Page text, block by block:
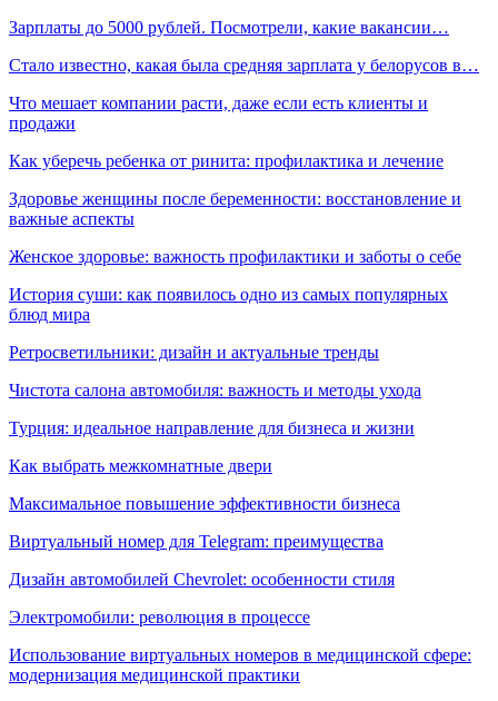
Зарплаты до 5000 рублей. Посмотрели, какие вакансии…
Стало известно, какая была средняя зарплата у белорусов в…
Что мешает компании расти, даже если есть клиенты и
продажи
Как уберечь ребенка от ринита: профилактика и лечение
Здоровье женщины после беременности: восстановление и
важные аспекты
Женское здоровье: важность профилактики и заботы о себе
История суши: как появилось одно из самых популярных
блюд мира
Ретросветильники: дизайн и актуальные тренды
Чистота салона автомобиля: важность и методы ухода
Турция: идеальное направление для бизнеса и жизни
Как выбрать межкомнатные двери
Максимальное повышение эффективности бизнеса
Виртуальный номер для Telegram: преимущества
Дизайн автомобилей Chevrolet: особенности стиля
Электромобили: революция в процессе
Использование виртуальных номеров в медицинской сфере:
модернизация медицинской практики